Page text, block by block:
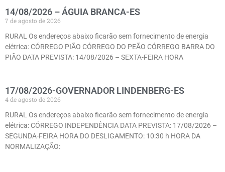
14/08/2026 – ÁGUIA BRANCA-ES
7 de agosto de 2026
RURAL Os endereços abaixo ficarão sem fornecimento de energia
elétrica: CÓRREGO PIÃO CÓRREGO DO PEÃO CÓRREGO BARRA DO
PIÃO DATA PREVISTA: 14/08/2026 – SEXTA-FEIRA HORA
17/08/2026-GOVERNADOR LINDENBERG-ES
4 de agosto de 2026
RURAL Os endereços abaixo ficarão sem fornecimento de energia
elétrica: CÓRREGO INDEPENDÊNCIA DATA PREVISTA: 17/08/2026 –
SEGUNDA-FEIRA HORA DO DESLIGAMENTO: 10:30 h HORA DA
NORMALIZAÇÃO: